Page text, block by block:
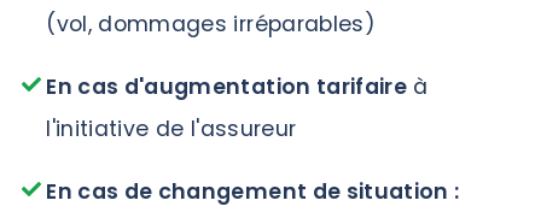
(vol, dommages irréparables)
En cas d'augmentation tarifaire à
l'initiative de l'assureur
En cas de changement de situation :